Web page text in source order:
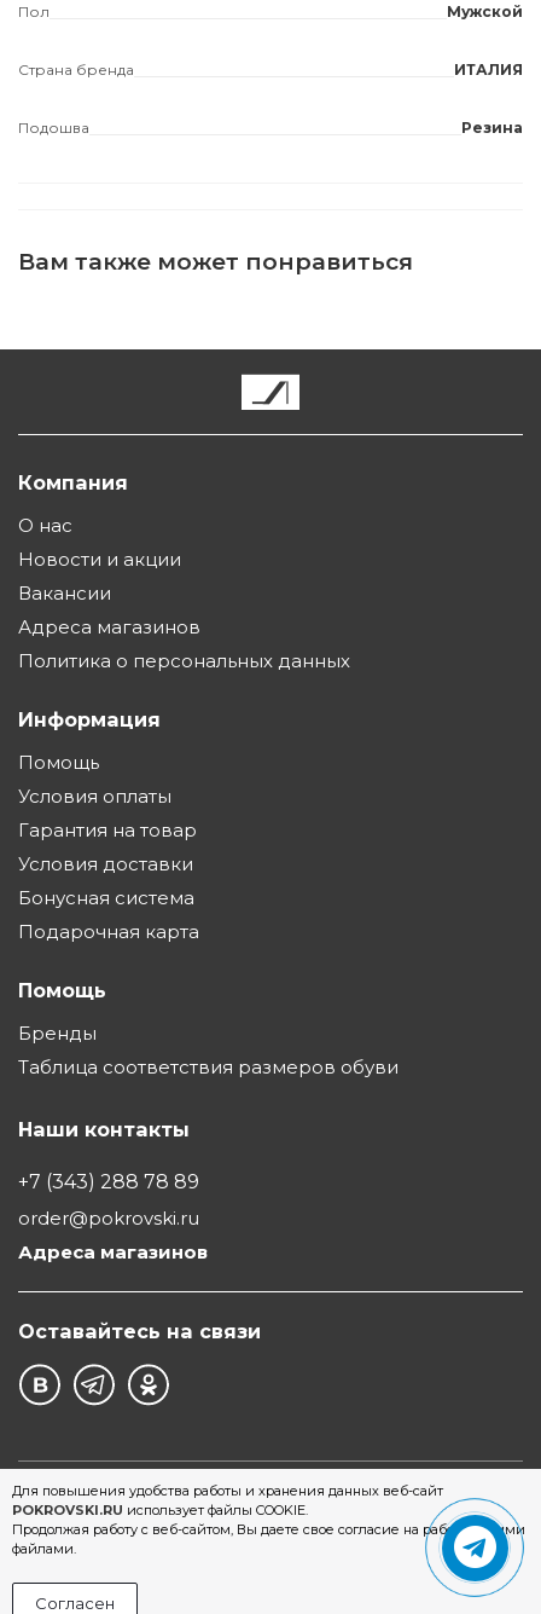
Для повышения удобства работы и хранения данных веб-сайт
POKROVSKI.RU использует файлы COOKIE.
Продолжая работу с веб-сайтом, Вы даете свое согласие на работу с этими
файлами.
Согласен
Пол Мужской
Страна бренда ИТАЛИЯ
Подошва Резина
Вам также может понравиться
Компания
О нас
Новости и акции
Вакансии
Адреса магазинов
Политика о персональных данных
Информация
Помощь
Условия оплаты
Гарантия на товар
Условия доставки
Бонусная система
Подарочная карта
Помощь
Бренды
Таблица соответствия размеров обуви
Наши контакты
+7 (343) 288 78 89
order@pokrovski.ru
Адреса магазинов
Оставайтесь на связи
©1997 - 2026 Обувной Дом "Покровский" - сеть
магазинов обуви в Екатеринбурге